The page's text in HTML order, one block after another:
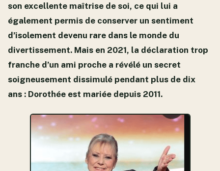
son excellente maîtrise de soi, ce qui lui a
également permis de conserver un sentiment
d’isolement devenu rare dans le monde du
divertissement. Mais en 2021, la déclaration trop
franche d’un ami proche a révélé un secret
soigneusement dissimulé pendant plus de dix
ans : Dorothée est mariée depuis 2011.